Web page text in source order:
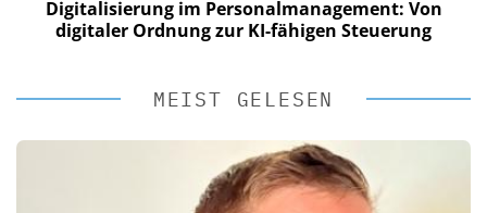
Digitalisierung im Personalmanagement: Von
digitaler Ordnung zur KI-fähigen Steuerung
MEIST GELESEN